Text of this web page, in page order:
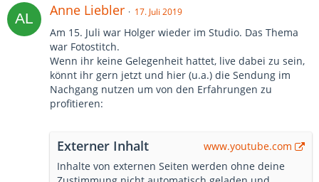
Anne Liebler 17. Juli 2019
Am 15. Juli war Holger wieder im Studio. Das Thema
war Fotostitch.
Wenn ihr keine Gelegenheit hattet, live dabei zu sein,
könnt ihr gern jetzt und hier (u.a.) die Sendung im
Nachgang nutzen um von den Erfahrungen zu
profitieren:
Externer Inhalt
www.youtube.com
Inhalte von externen Seiten werden ohne deine